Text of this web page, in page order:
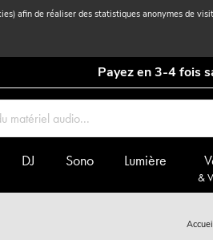
afin de réaliser des statistiques anonymes de
Payez en 3-4 fois
DJ Sono Lumière
&